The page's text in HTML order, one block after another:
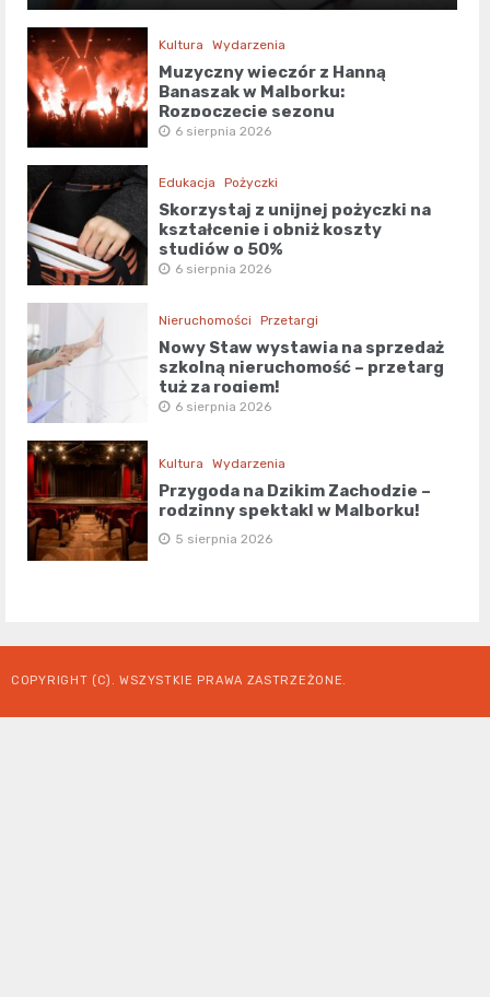
Kultura Wydarzenia
Muzyczny wieczór z Hanną
Banaszak w Malborku:
Rozpoczęcie sezonu
kulturalnego!
6 sierpnia 2026
Edukacja Pożyczki
Skorzystaj z unijnej pożyczki na
kształcenie i obniż koszty
studiów o 50%
6 sierpnia 2026
Nieruchomości Przetargi
Nowy Staw wystawia na sprzedaż
szkolną nieruchomość – przetarg
tuż za rogiem!
6 sierpnia 2026
Kultura Wydarzenia
Przygoda na Dzikim Zachodzie –
rodzinny spektakl w Malborku!
5 sierpnia 2026
COPYRIGHT (C). WSZYSTKIE PRAWA ZASTRZEŻONE.